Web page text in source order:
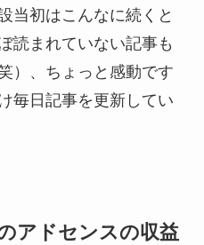
当初はこんなに続くと
読まれていない記事も
）、ちょっと感動です
毎日記事を更新してい
アドセンスの収益